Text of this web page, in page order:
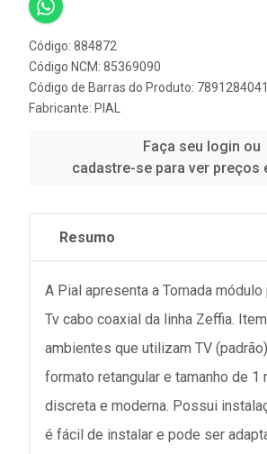
Código: 884872
Código NCM: 85369090
Código de Barras do Produto:
Fabricante: PIAL
Faça seu login ou
cadastre-se para ver preços
Resumo
A Pial apresenta a Tomada módulo
Tv cabo coaxial da linha Zeffia.
ambientes que utilizam TV
formato retangular e tamanho de 1
discreta e moderna. Possui
é fácil de instalar e pode ser